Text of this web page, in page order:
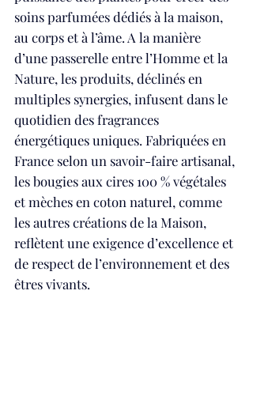
soins parfumées dédiés à la maison,
au corps et à l’âme. A la manière
d’une passerelle entre l’Homme et la
Nature, les produits, déclinés en
multiples synergies, infusent dans le
quotidien des fragrances
énergétiques uniques. Fabriquées en
France selon un savoir-faire artisanal,
les bougies aux cires 100 % végétales
et mèches en coton naturel, comme
les autres créations de la Maison,
reflètent une exigence d’excellence et
de respect de l’environnement et des
êtres vivants.